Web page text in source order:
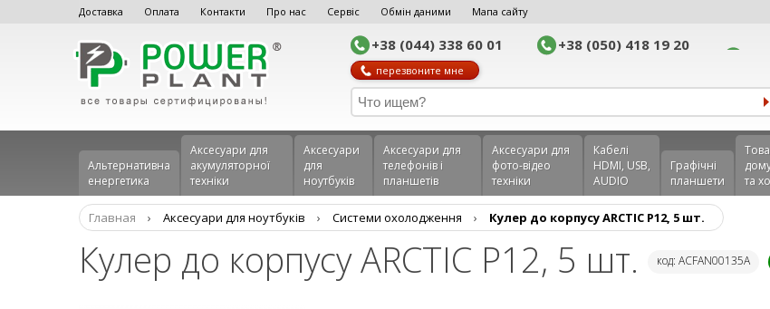
Доставка Оплата Контакти Про нас Сервіс Обмін даними Мапа сайту
+38 (044) 338 60 01 +38 (050) 418 19 20
перезвоните мне
Альтернативна
енергетика
Аксесуари для
акумуляторної
техніки
Аксесуари
для
ноутбуків
Аксеcуари для
телефонів і
планшетів
Аксесуари для
фото-відео
техніки
Кабелі
HDMI, USB,
AUDIO
Графічні
планшети
та
Главная › Аксесуари для ноутбуків › Системи охолодження › Кулер до корпусу ARCTIC P12, 5 шт.
Кулер до корпусу ARCTIC P12, 5 шт. код: ACFAN00135A